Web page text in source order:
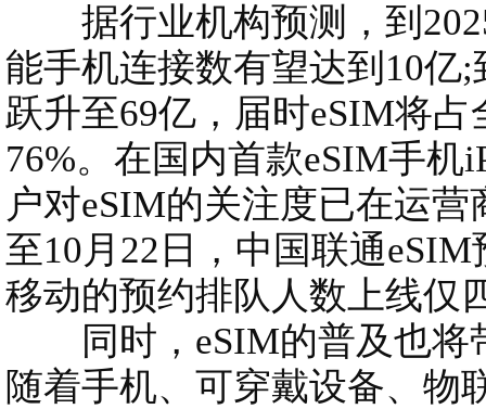
据行业机构预测，到
能手机连接数有望达到10亿
跃升至69亿，届时eSIM将
76%。在国内首款eSIM手机
户对eSIM的关注度已在运
至10月22日，中国联通
移动的预约排队人数上线仅
同时，eSIM的普及也将
随着手机、可穿戴设备、物